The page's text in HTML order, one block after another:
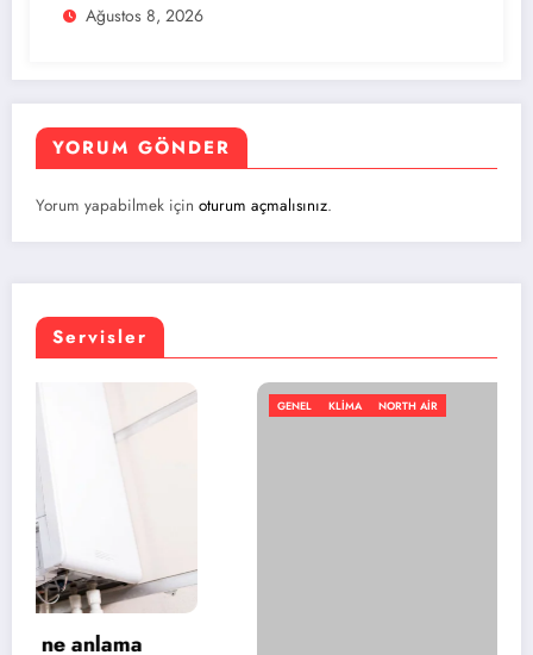
Ağustos 8, 2026
YORUM GÖNDER
Yorum yapabilmek için oturum açmalısınız.
Servisler
NORTH AIR
Baymak kombi E5 hatası nedir?